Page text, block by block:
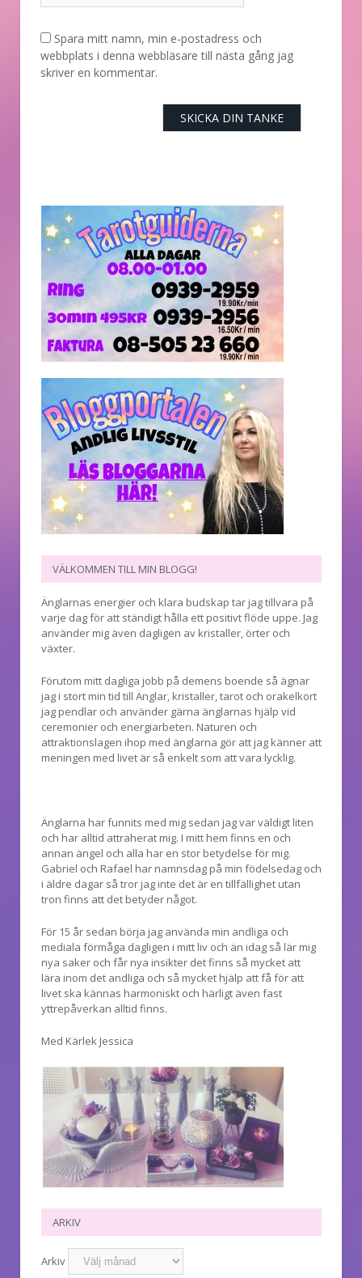
Spara mitt namn, min e-postadress och
webbplats i denna webbläsare till nästa gång jag
skriver en kommentar.
VÄLKOMMEN TILL MIN BLOGG!
Änglarnas energier och klara budskap tar jag tillvara på
varje dag för att ständigt hålla ett positivt flöde uppe. Jag
använder mig även dagligen av kristaller, örter och
växter.
Förutom mitt dagliga jobb på demens boende så ägnar
jag i stort min tid till Änglar, kristaller, tarot och orakelkort
jag pendlar och använder gärna änglarnas hjälp vid
ceremonier och energiarbeten. Naturen och
attraktionslagen ihop med änglarna gör att jag känner att
meningen med livet är så enkelt som att vara lycklig.
Änglarna har funnits med mig sedan jag var väldigt liten
och har alltid attraherat mig. I mitt hem finns en och
annan ängel och alla har en stor betydelse för mig.
Gabriel och Rafael har namnsdag på min födelsedag och
i äldre dagar så tror jag inte det är en tillfällighet utan
tron finns att det betyder något.
För 15 år sedan börja jag använda min andliga och
mediala förmåga dagligen i mitt liv och än idag så lär mig
nya saker och får nya insikter det finns så mycket att
lära inom det andliga och så mycket hjälp att få för att
livet ska kännas harmoniskt och härligt även fast
yttrepåverkan alltid finns.
Med Kärlek Jessica
ARKIV
Arkiv